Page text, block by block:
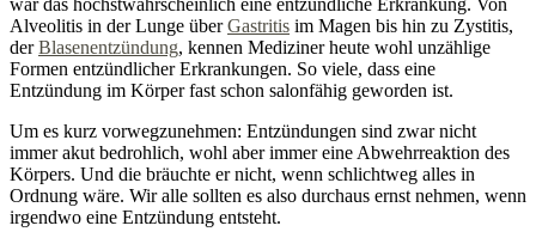
Alveolitis in der Lunge überGastritis im Magen bis hin zu Zystitis,
derBlasenentzündung, kennen Mediziner heute wohl unzählige
Formen entzündlicher Erkrankungen. So viele, dass eine
Entzündung im Körper fast schon salonfähig geworden ist.
Um es kurz vorwegzunehmen: Entzündungen sind zwar nicht
immer akut bedrohlich, wohl aber immer eine Abwehrreaktion des
Körpers. Und die bräuchte er nicht, wenn schlichtweg alles in
Ordnung wäre. Wir alle sollten es also durchaus ernst nehmen, wenn
irgendwo eine Entzündung entsteht.